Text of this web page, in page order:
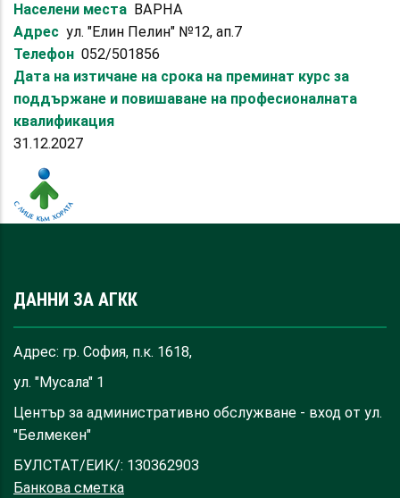
Населени места ВАРНА
Адрес ул. "Елин Пелин" №12, ап.7
Телефон 052/501856
Дата на изтичане на срока на преминат курс за
поддържане и повишаване на професионалната
квалификация
31.12.2027
ДАННИ ЗА АГКК
Адрес: гр. София, п.к. 1618,
ул. "Мусала" 1
Център за административно обслужване - вход от ул.
"Белмекен"
БУЛСТАТ/ЕИК/: 130362903
Банкова сметка